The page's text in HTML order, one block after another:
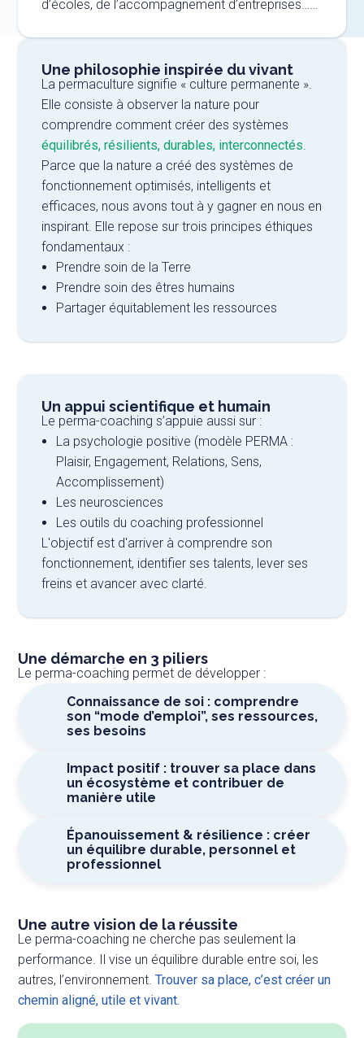
d’écoles, de l’accompagnement d’entreprises……
Une philosophie inspirée du vivant
La permaculture signifie « culture permanente ».
Elle consiste à observer la nature pour
comprendre comment créer des systèmes
équilibrés, résilients, durables, interconnectés.
Parce que la nature a créé des systèmes de
fonctionnement optimisés, intelligents et
efficaces, nous avons tout à y gagner en nous en
inspirant. Elle repose sur trois principes éthiques
fondamentaux :
Prendre soin de la Terre
Prendre soin des êtres humains
Partager équitablement les ressources
Un appui scientifique et humain
Le perma-coaching s’appuie aussi sur :
La psychologie positive (modèle PERMA :
Plaisir, Engagement, Relations, Sens,
Accomplissement)
Les neurosciences
Les outils du coaching professionnel
L'objectif est d'arriver à comprendre son
fonctionnement, identifier ses talents, lever ses
freins et avancer avec clarté.
Une démarche en 3 piliers
Le perma-coaching permet de développer :
Connaissance de soi : comprendre
son “mode d’emploi”, ses ressources,
ses besoins
Impact positif : trouver sa place dans
un écosystème et contribuer de
manière utile
Épanouissement & résilience : créer
un équilibre durable, personnel et
professionnel
Une autre vision de la réussite
Le perma-coaching ne cherche pas seulement la
performance. Il vise un équilibre durable entre soi, les
autres, l’environnement.Trouver sa place, c’est créer un
chemin aligné, utile et vivant.